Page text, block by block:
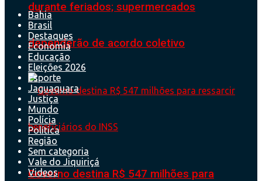
durante feriados; supermercados
dependerão de acordo coletivo
Governo destina R$ 547 milhões para
Bahia
Brasil
Destaques
Economia
Educação
Eleições 2026
Esporte
Jaguaquara
Justiça
Mundo
Polícia
Política
Região
Sem categoria
Vale do Jiquiriçá
Videos